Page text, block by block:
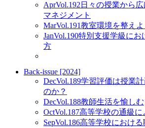
AprVol.192 日々の授業から
マネジメント
MarVol.191教室環境を整えよ
JanVol.190特別支援学級にお
方
Back-issue [2024]
DecVol.189学習評価は授業
のか？
DecVol.188教師生活を愉しむ
OctVol.187高等学校の通級に
SepVol.186高等学校におけ